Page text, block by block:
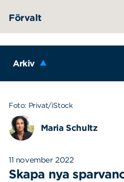
Förvalt
Arkiv
Foto: Privat/iStock
Maria Schultz
11 november 2022
Skapa nya